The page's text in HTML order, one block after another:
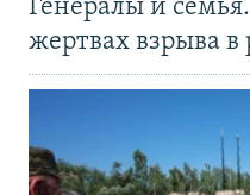
Генералы и
жертвах взрыва в